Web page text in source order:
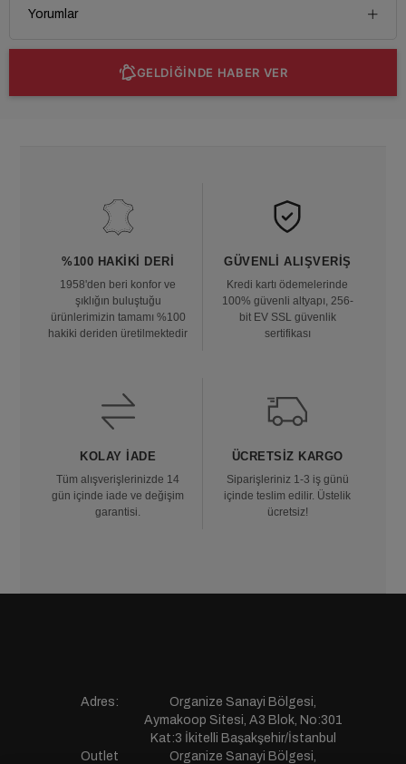
Yorumlar
GELDİĞİNDE HABER VER
%100 HAKIKI DERI
1958'den beri konfor ve
şıklığın buluştuğu
ürünlerimizin tamamı %100
hakiki deriden üretilmektedir
GÜVENLI ALIŞVERIŞ
Kredi kartı ödemelerinde
100% güvenli altyapı, 256-
bit EV SSL güvenlik
sertifikası
KOLAY İADE
Tüm alışverişlerinizde 14
gün içinde iade ve değişim
garantisi.
ÜCRETSIZ KARGO
Siparişleriniz 1-3 iş günü
içinde teslim edilir. Üstelik
ücretsiz!
Adres:
Organize Sanayi Bölgesi,
Aymakoop Sitesi, A3 Blok, No:301
Kat:3 İkitelli Başakşehir/İstanbul
Outlet
Organize Sanayi Bölgesi,